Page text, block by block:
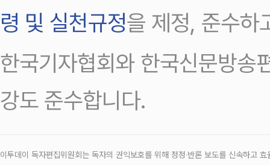
령 및 실천규정을 제정, 준수하
한국기자협회와 한국신문방송
강도 준수합니다.
이투데이 독자편집위원회는 독자의 권익보호를 위해 정정‧반론 보도를 신속하고